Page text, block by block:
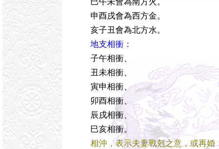
申酉戌會為西方金。
亥子丑會為北方水。
地支相衝：
子午相衝、
丑未相衝、
寅申相衝、
卯酉相衝、
辰戌相衝、
巳亥相衝。
相沖，表示夫妻戰剋之意，或再婚